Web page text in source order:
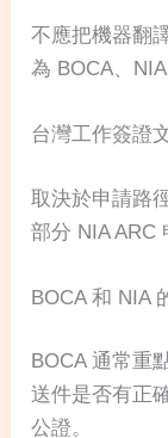
不應把機器翻
為 BOCA、
台灣工作簽證
取決於申請路
部分 NIA ARC
BOCA 和 NIA
BOCA 通常重
送件是否有正
公證。